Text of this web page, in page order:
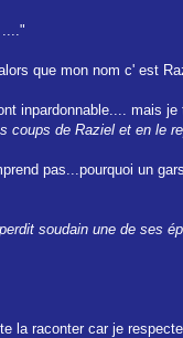
...."
que mon nom c' est
inpardonnable.... mais
coups de Raziel et en le
pas...pourquoi un
soudain une de ses
la raconter car je